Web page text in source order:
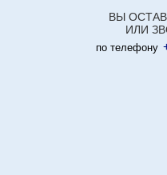
ВЫ
ИЛИ
по телефону